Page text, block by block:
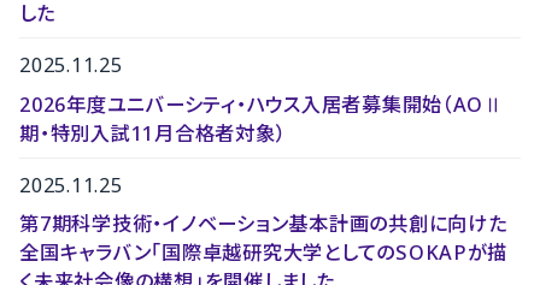
した
2025.11.25
2026年度ユニバーシティ・ハウス入居者募集開始（AOⅡ
期・特別入試11月合格者対象）
2025.11.25
第7期科学技術・イノベーション基本計画の共創に向けた
全国キャラバン「国際卓越研究大学としてのSOKAPが描